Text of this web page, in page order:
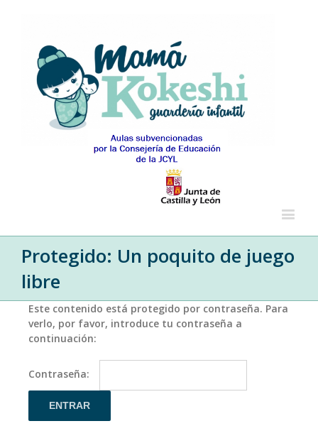
Protegido: Un poquito de juego
libre
Este contenido está protegido por contraseña. Para
verlo, por favor, introduce tu contraseña a
continuación:
Contraseña: